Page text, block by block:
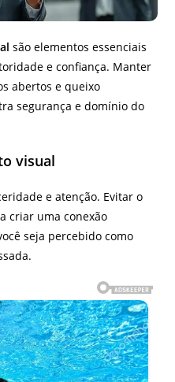
são elementos essenciais
e confiança. Manter
abertos e queixo
segurança e domínio do
visual
e atenção. Evitar o
criar uma conexão
seja percebido como